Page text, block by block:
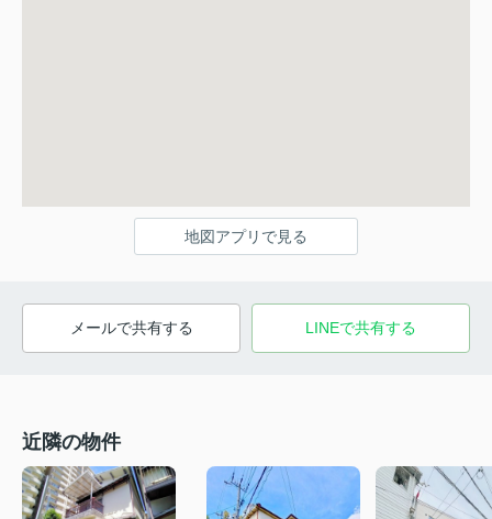
地図アプリで見る
メールで共有する LINEで共有する
近隣の物件